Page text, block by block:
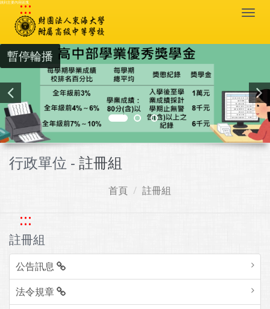
跳到主要內容區塊
:::
暫停輪播
行政單位 - 註冊組
首頁 註冊組
:::
註冊組
公告訊息
法令規章